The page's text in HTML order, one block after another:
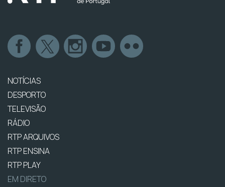
NOTÍCIAS
DESPORTO
TELEVISÃO
RÁDIO
RTP ARQUIVOS
RTP ENSINA
RTP PLAY
EM DIRETO